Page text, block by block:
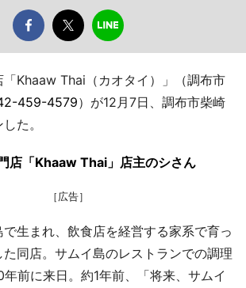
Khaaw Thai（カオタイ）」（調布市
459-4579）が12月7日、調布市柴崎
た。
店「Khaaw Thai」店主のシさん
［広告］
生まれ、飲食店を経営する家系で育っ
同店。サムイ島のレストランでの調理
前に来日。約1年前、「将来、サムイ